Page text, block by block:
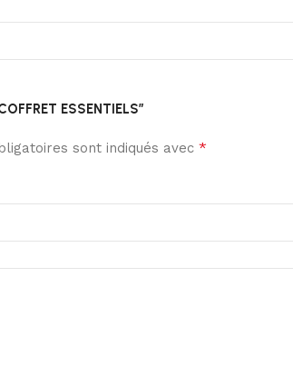
ESSENTIELS”
sont indiqués avec *